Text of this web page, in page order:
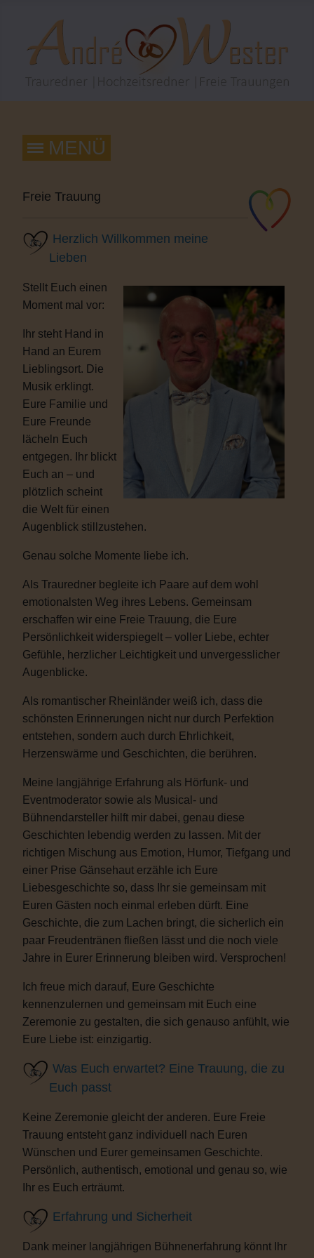
Freie Trauung
Herzlich Willkommen meine
Lieben
Stellt Euch einen
Moment mal vor:
Ihr steht Hand in
Hand an Eurem
Lieblingsort. Die
Musik erklingt.
Eure Familie und
Eure Freunde
lächeln Euch
entgegen. Ihr blickt
Euch an – und
plötzlich scheint
die Welt für einen
Augenblick stillzustehen.
Genau solche Momente liebe ich.
Als Trauredner begleite ich Paare auf dem wohl
emotionalsten Weg ihres Lebens. Gemeinsam
erschaffen wir eine Freie Trauung, die Eure
Persönlichkeit widerspiegelt – voller Liebe, echter
Gefühle, herzlicher Leichtigkeit und unvergesslicher
Augenblicke.
Als romantischer Rheinländer weiß ich, dass die
schönsten Erinnerungen nicht nur durch Perfektion
entstehen, sondern auch durch Ehrlichkeit,
Herzenswärme und Geschichten, die berühren.
Meine langjährige Erfahrung als Hörfunk- und
Eventmoderator sowie als Musical- und
Bühnendarsteller hilft mir dabei, genau diese
Geschichten lebendig werden zu lassen. Mit der
richtigen Mischung aus Emotion, Humor, Tiefgang und
einer Prise Gänsehaut erzähle ich Eure
Liebesgeschichte so, dass Ihr sie gemeinsam mit
Euren Gästen noch einmal erleben dürft. Eine
Geschichte, die zum Lachen bringt, die sicherlich ein
paar Freudentränen fließen lässt und die noch viele
Jahre in Eurer Erinnerung bleiben wird. Versprochen!
Ich freue mich darauf, Eure Geschichte
kennenzulernen und gemeinsam mit Euch eine
Zeremonie zu gestalten, die sich genauso anfühlt, wie
Eure Liebe ist: einzigartig.
Was Euch erwartet? Eine Trauung, die zu
Euch passt
Keine Zeremonie gleicht der anderen. Eure Freie
Trauung entsteht ganz individuell nach Euren
Wünschen und Eurer gemeinsamen Geschichte.
Persönlich, authentisch, emotional und genau so, wie
Ihr es Euch erträumt.
Erfahrung und Sicherheit
Dank meiner langjährigen Bühnenerfahrung könnt Ihr